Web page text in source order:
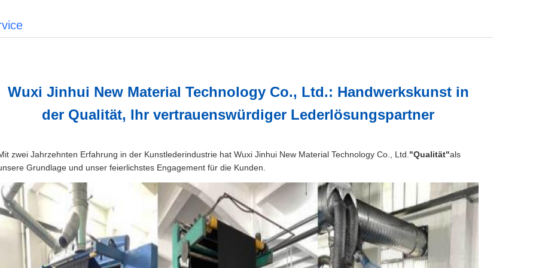
Wuxi Jinhui New Material Technology Co., Ltd.: Handwerkskunst in
der Qualität, Ihr vertrauenswürdiger Lederlösungspartner
zwei Jahrzehnten Erfahrung in der Kunstlederindustrie hat Wuxi Jinhui New Material Technology Co., Ltd. "Qualität"als
Grundlage und unser feierlichstes Engagement für die Kunden.